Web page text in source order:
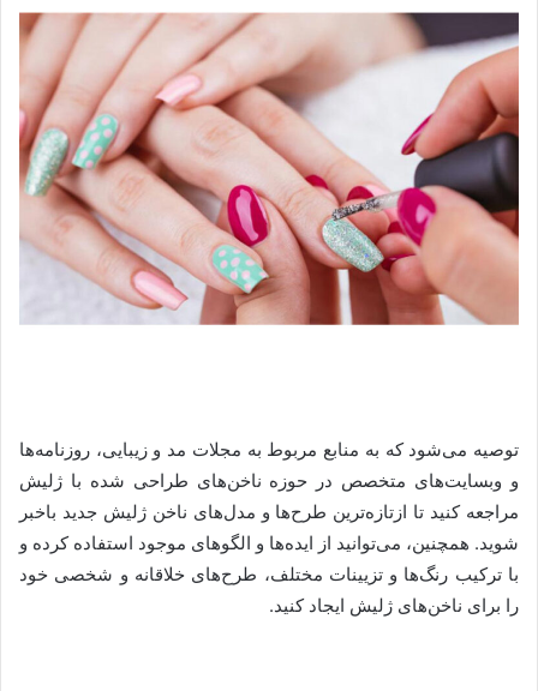
توصیه می‌شود که به منابع مربوط به مجلات مد و زیبایی، روزنامه‌ها
و وبسایت‌های متخصص در حوزه ناخن‌های طراحی شده با ژلیش
مراجعه کنید تا ازتازه‌ترین طرح‌ها و مدل‌های ناخن ژلیش جدید باخبر
شوید. همچنین، می‌توانید از ایده‌ها و الگوهای موجود استفاده کرده و
با ترکیب رنگ‌ها و تزیینات مختلف، طرح‌های خلاقانه و شخصی خود
را برای ناخن‌های ژلیش ایجاد کنید.